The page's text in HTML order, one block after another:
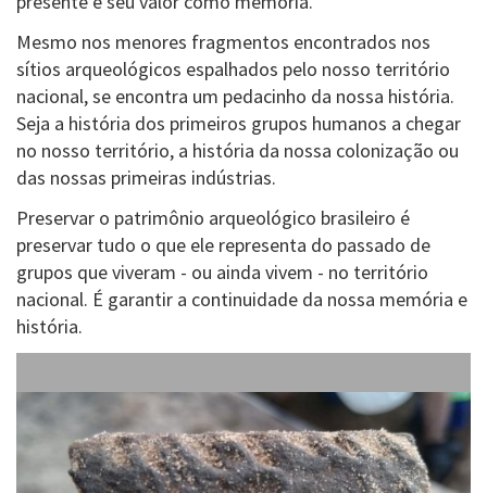
Mesmo nos menores fragmentos encontrados nos
sítios arqueológicos espalhados pelo nosso território
nacional, se encontra um pedacinho da nossa história.
Seja a história dos primeiros grupos humanos a chegar
no nosso território, a história da nossa colonização ou
das nossas primeiras indústrias.
Preservar o patrimônio arqueológico brasileiro é
preservar tudo o que ele representa do passado de
grupos que viveram - ou ainda vivem - no território
nacional. É garantir a continuidade da nossa memória e
história.